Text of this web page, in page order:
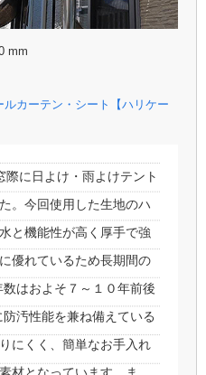
mm
カーテン・シート【ハリケー
に日よけ・雨よけテント
。今回使用した生地のハ
と機能性が高く厚手で強
優れているため長期間の
はおよそ７～１０年前後
汚性能を兼ね備えている
にくく、簡単なお手入れ